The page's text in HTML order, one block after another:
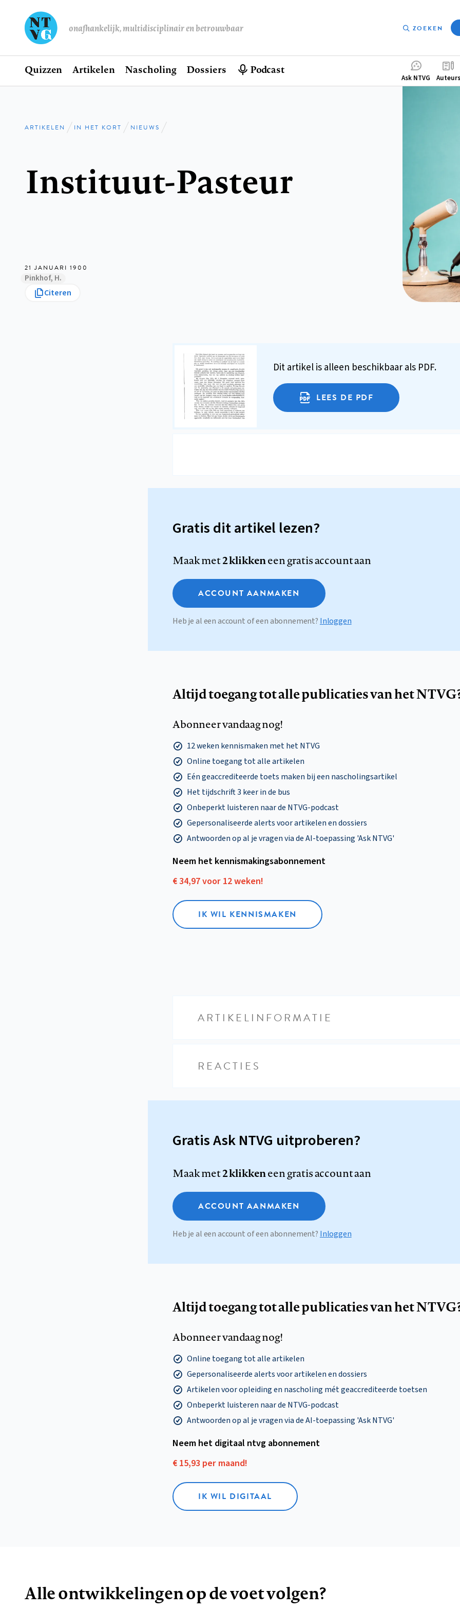
onafhankelijk, multidisciplinair en betrouwbaar ZOEKEN
Hoofdnavigatie
Home
Quizzen Artikelen Nascholing Dossiers Podcast
Ask NTVG Auteurs
Kruimelpad
ARTIKELEN IN HET KORT NIEUWS
Instituut-Pasteur
21 JANUARI 1900
Pinkhof, H.
Citeren
Dit artikel is alleen beschikbaar als PDF.
LEES DE PDF
Gratis dit artikel lezen?
Maak met2 klikkeneen gratis account aan
ACCOUNT AANMAKEN
Heb je al een account of een abonnement? Inloggen
Altijd toegang tot alle publicaties van het
Abonneer vandaag nog!
12 weken kennismaken met het NTVG
Online toegang tot alle artikelen
Eén geaccrediteerde toets maken bij een nascholingsartikel
Het tijdschrift 3 keer in de bus
Onbeperkt luisteren naar de NTVG-podcast
Gepersonaliseerde alerts voor artikelen en dossiers
Antwoorden op al je vragen via de AI-toepassing 'Ask NTVG'
Neem het kennismakings­abonnement
€ 34,97 voor 12 weken!
IK WIL KENNISMAKEN
ARTIKELINFORMATIE
REACTIES
Gratis Ask NTVG uitproberen?
Maak met2 klikkeneen gratis account aan
ACCOUNT AANMAKEN
Heb je al een account of een abonnement? Inloggen
Altijd toegang tot alle publicaties van het
Abonneer vandaag nog!
Online toegang tot alle artikelen
Gepersonaliseerde alerts voor artikelen en dossiers
Artikelen voor opleiding en nascholing mét geaccrediteerde toetsen
Onbeperkt luisteren naar de NTVG-podcast
Antwoorden op al je vragen via de AI-toepassing 'Ask NTVG'
Neem het digitaal ntvg abonnement
€ 15,93 per maand!
IK WIL DIGITAAL
Alle ontwikkelingen op de voet volgen?